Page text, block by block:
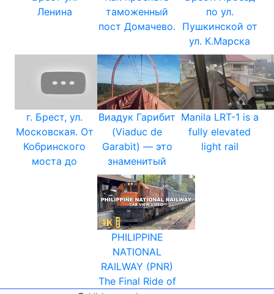
Ленина
таможенный
пост Домачево.
по ул.
Пушкинской от
ул. К.Марска
г. Брест, ул.
Московская. От
Кобринского
моста до
Виадук Гарибит
(Viaduc de
Garabit) — это
знаменитый
Manila LRT-1 is a
fully elevated
light rail
PHILIPPINE
NATIONAL
RAILWAY (PNR)
The Final Ride of